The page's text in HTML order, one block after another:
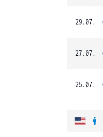
29.07.
27.07.
25.07.